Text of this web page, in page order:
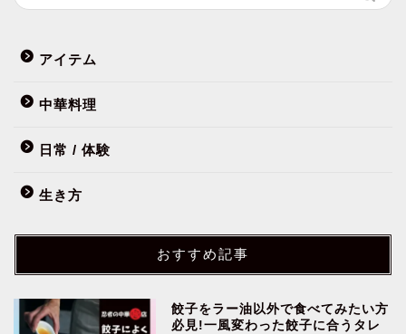
アイテム
中華料理
日常 / 体験
生き方
おすすめ記事
餃子をラー油以外で食べてみたい方
必見!一風変わった餃子に合うタレ